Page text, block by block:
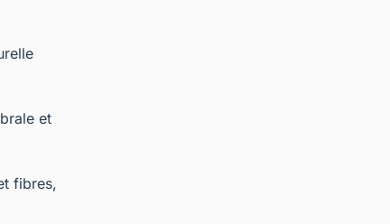
et
fibres,